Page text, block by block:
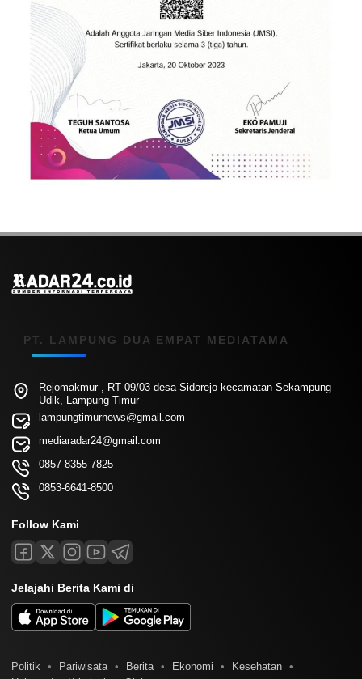
PT. LAMPUNG DUA EMPAT MEDIATAMA
Rejomakmur , RT 09/03 desa Sidorejo kecamatan Sekampung
Udik, Lampung Timur
lampungtimurnews@gmail.com
mediaradar24@gmail.com
0857-8355-7825
0853-6641-8500
Follow Kami
Jelajahi Berita Kami di
Politik Pariwisata Berita Ekonomi
Kesehatan